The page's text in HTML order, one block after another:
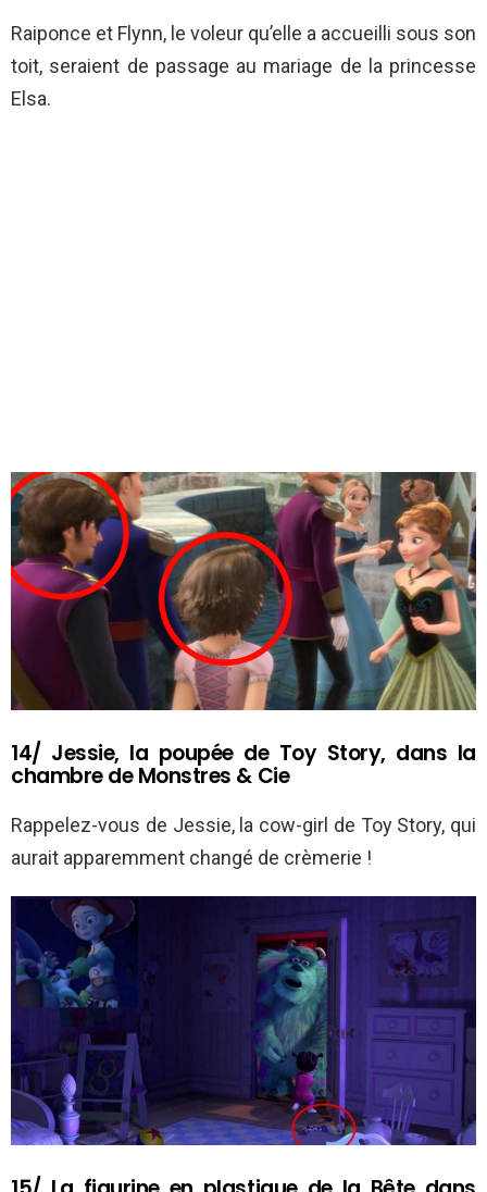
Raiponce et Flynn, le voleur qu’elle a accueilli sous son
toit, seraient de passage au mariage de la princesse
Elsa.
14/ Jessie, la poupée de Toy Story, dans la
chambre de Monstres & Cie
Rappelez-vous de Jessie, la cow-girl de Toy Story, qui
aurait apparemment changé de crèmerie !